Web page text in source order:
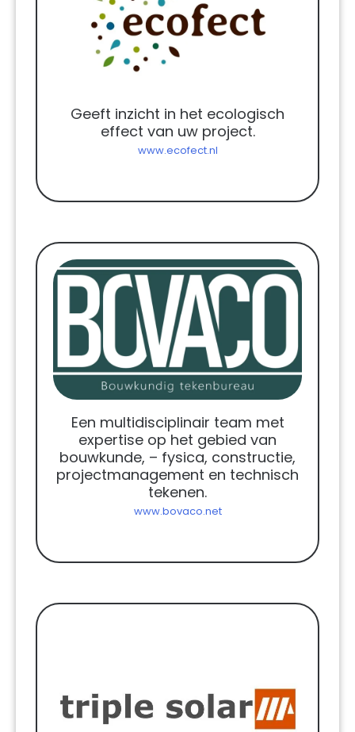
Geeft inzicht in het ecologisch
effect van uw project.
www.ecofect.nl
Een multidisciplinair team met
expertise op het gebied van
bouwkunde, – fysica, constructie,
projectmanagement en technisch
tekenen.
www.bovaco.net